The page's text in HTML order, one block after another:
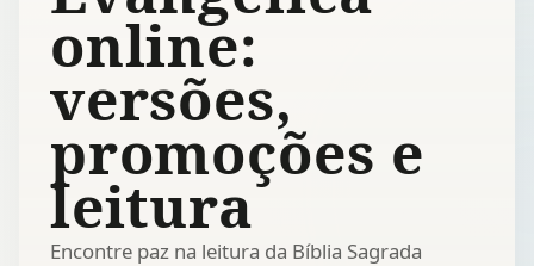
online:
versões,
promoções e
leitura
Encontre paz na leitura da Bíblia Sagrada